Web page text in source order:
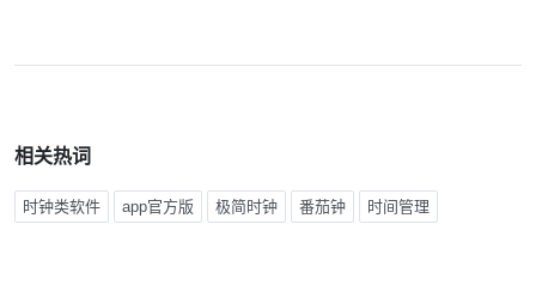
相关热词
时钟类软件 app官方版 极简时钟 番茄钟 时间管理